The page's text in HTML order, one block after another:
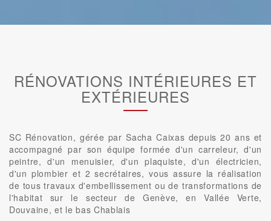
RÉNOVATIONS INTÉRIEURES ET
EXTÉRIEURES
SC Rénovation, gérée par Sacha Caixas depuis 20 ans et
accompagné par son équipe formée d'un carreleur, d'un
peintre, d'un menuisier, d'un plaquiste, d'un électricien,
d'un plombier et 2 secrétaires, vous assure la réalisation
de tous travaux d'embellissement ou de transformations de
l'habitat sur le secteur de Genève, en Vallée Verte,
Douvaine, et le bas Chablais